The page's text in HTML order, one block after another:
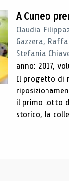
A Cuneo
Claudia
Gazzera,
Stefania
anno: 2017,
Il progetto di
il primo lotto
storico, la